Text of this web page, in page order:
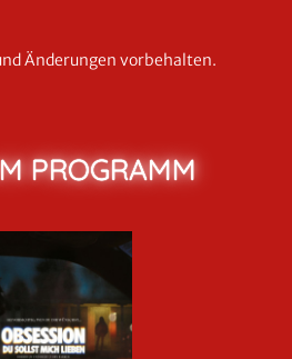
Änderungen vorbehalten.
PROGRAMM